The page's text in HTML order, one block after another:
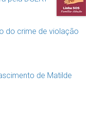
do crime de violação
de Matilde